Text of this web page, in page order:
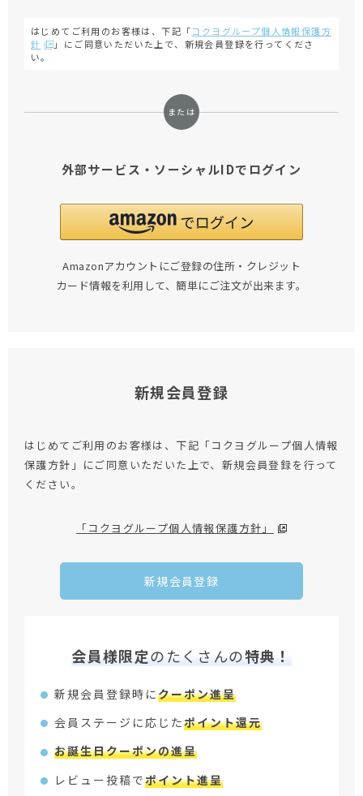
はじめてご利用のお客様は、下記「コクヨグループ個人情報保護方
針
」にご同意いただいた上で、新規会員登録を行ってくださ
い。
外部サービス・ソーシャルIDでログイン
Amazonアカウントにご登録の住所・クレジット
カード情報を利用して、簡単にご注文が出来ます。
新規会員登録
はじめてご利用のお客様は、下記「コクヨグループ個人情報
保護方針」にご同意いただいた上で、新規会員登録を行って
ください。
「コクヨグループ個人情報保護方針」
新規会員登録
会員様限定のたくさんの特典！
新規会員登録時にクーポン進呈
会員ステージに応じたポイント還元
お誕生日クーポンの進呈
レビュー投稿でポイント進呈